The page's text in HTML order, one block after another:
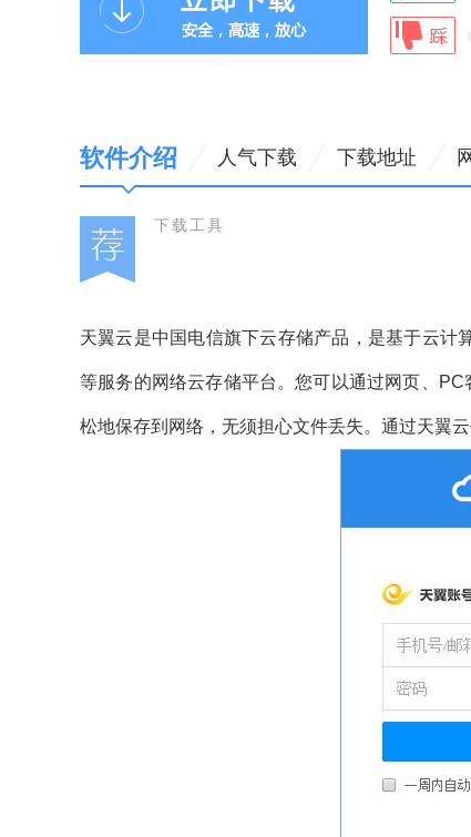
软件介绍 人气下载 下载地址
下载工具
天翼云是中国电信旗下云存储产品，是基于云计
等服务的网络云存储平台。您可以通过网页、
松地保存到网络，无须担心文件丢失。通过天翼